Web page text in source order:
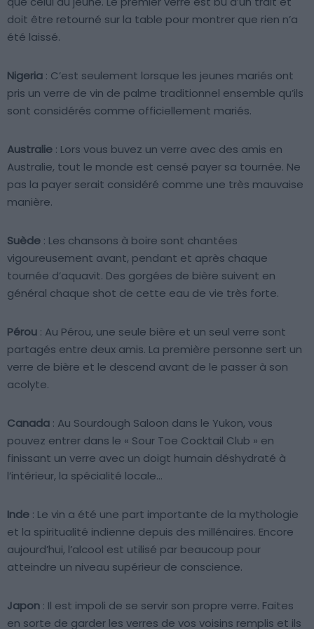
doit être retourné sur la table pour montrer que rien n’a
été laissé.
Nigeria : C’est seulement lorsque les jeunes mariés ont
pris un verre de vin de palme traditionnel ensemble qu’ils
sont considérés comme officiellement mariés.
Australie : Lors vous buvez un verre avec des amis en
Australie, tout le monde est censé payer sa tournée. Ne
pas la payer serait considéré comme une très mauvaise
manière.
Suède : Les chansons à boire sont chantées
vigoureusement avant, pendant et après chaque
tournée d’aquavit. Des gorgées de bière suivent en
général chaque shot de cette eau de vie très forte.
Pérou : Au Pérou, une seule bière et un seul verre sont
partagés entre deux amis. La première personne sert un
verre de bière et le descend avant de le passer à son
acolyte.
Canada : Au Sourdough Saloon dans le Yukon, vous
pouvez entrer dans le « Sour Toe Cocktail Club » en
finissant un verre avec un doigt humain déshydraté à
l’intérieur, la spécialité locale…
Inde : Le vin a été une part importante de la mythologie
et la spiritualité indienne depuis des millénaires. Encore
aujourd’hui, l’alcool est utilisé par beaucoup pour
atteindre un niveau supérieur de conscience.
Japon : Il est impoli de se servir son propre verre. Faites
en sorte de garder les verres de vos voisins remplis et ils